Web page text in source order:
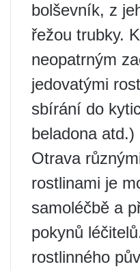
bolševník, z
řežou trubky.
neopatrným
jedovatými
sbírání do
beladona atd.)
Otrava
rostlinami je
samoléčbě a
pokynů
rostlinného